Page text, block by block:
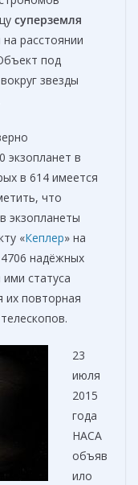
суперземля
расстоянии
под
звезды
экзопланет в
в 614 имеется
что
экзопланеты
«Кеплер» на
надёжных
статуса
их повторная
23
июля
2015
года
НАСА
объяв
ило